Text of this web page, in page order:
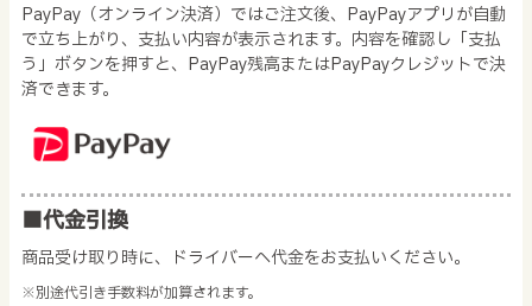
PayPay（オンライン決済）ではご注文後、PayPayアプリが自動
で立ち上がり、支払い内容が表示されます。内容を確認し「支払
う」ボタンを押すと、PayPay残高またはPayPayクレジットで決
済できます。
■代金引換
商品受け取り時に、ドライバーへ代金をお支払いください。
※別途代引き手数料が加算されます。